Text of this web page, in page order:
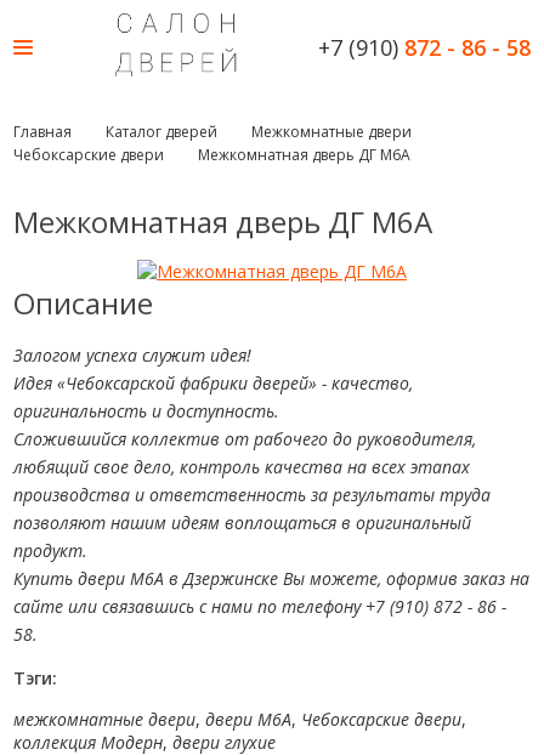
+7 (910) 872 - 86 - 58
Главная Каталог дверей
Межкомнатные двери
Чебоксарские двери
Межкомнатная дверь ДГ М6А
Межкомнатная дверь ДГ М6А
Описание
Залогом успеха служит идея!
Идея «Чебоксарской фабрики дверей» - качество,
оригинальность и доступность.
Сложившийся коллектив от рабочего до руководителя,
любящий свое дело, контроль качества на всех этапах
производства и ответственность за результаты труда
позволяют нашим идеям воплощаться в оригинальный
продукт.
Купить двери М6А в Дзержинске Вы можете, оформив заказ на
сайте или связавшись с нами по телефону +7 (910) 872 - 86 -
58.
Тэги:
межкомнатные двери,двери М6А, Чебоксарские двери,
коллекция Модерн,двери глухие